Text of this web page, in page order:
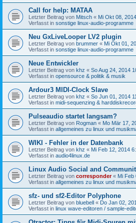
Call for help: MATAA
Letzter Beitrag von Mitsch « Mi Okt 08,
Verfasst in sonstige linux-audio-programme
Neu GxLiveLooper LV2 plugin
Letzter Beitrag von brummer « Mi Okt 01,
Verfasst in sonstige linux-audio-programme
Neue Entwickler
Letzter Beitrag von khz « So Aug 24, 2014
Verfasst in opensource & politik & musik
Ardour3 MIDI-Clock Slave
Letzter Beitrag von khz « So Jun 01, 2014
Verfasst in midi-sequenzing &
Pulseaudio startet langsam?
Letzter Beitrag von Rogman « Mo Mär 17,
Verfasst in allgemeines zu linux und
WIKI - Fehler in der Datenbank
Letzter Beitrag von khz « Mi Feb 12, 2014
Verfasst in audio4linux.de
Linux Audio Social and
Letzter Beitrag von corresponder« Mi Feb
Verfasst in allgemeines zu linux und
sfz- und sf2-Editor Polyphone
Letzter Beitrag von bluebell « Do Jan 02,
Verfasst in linux wave-editoren / sample-